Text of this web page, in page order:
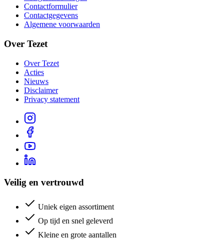
Contactformulier
Contactgegevens
Algemene voorwaarden
Over Tezet
Over Tezet
Acties
Nieuws
Disclaimer
Privacy statement
Veilig en vertrouwd
Uniek eigen assortiment
Op tijd en snel geleverd
Kleine en grote aantallen